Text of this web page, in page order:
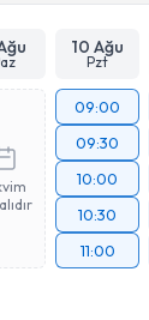
10 Ağu
Pzt
09:00
09:30
10:00
10:30
11:00